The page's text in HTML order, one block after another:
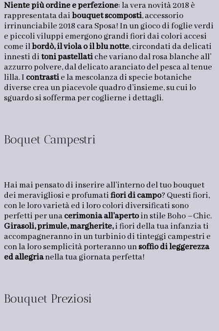
Niente più ordine e perfezione: la vera novità 2018 è
rappresentata daibouquet scomposti, accessorio
irrinunciabile 2018 cara Sposa! In un gioco di foglie verdi
e piccoli viluppi emergono grandi fiori dai colori accesi
come ilbordò, il viola o il blu notte, circondati da delicati
innesti ditoni pastellatiche variano dal rosa blanche all’
azzurro polvere, dal delicato aranciato del pesca al tenue
lilla. I contrastie la mescolanza di specie botaniche
diverse crea un piacevole quadro d’insieme, su cui lo
sguardo si sofferma per coglierne i dettagli.
Boquet Campestri
Hai mai pensato di inserire all’interno del tuo bouquet
dei meravigliosi e profumatifiori di campo? Questi fiori,
con le loro varietà ed i loro colori diversificati sono
perfetti per unacerimonia all’apertoin stile Boho –Chic.
Girasoli, primule, margherite,i fiori della tua infanzia ti
accompagneranno in un turbinio di tinteggi campestri e
con la loro semplicità porteranno unsoffio di leggerezza
ed allegrianella tua giornata perfetta!
Bouquet Preziosi